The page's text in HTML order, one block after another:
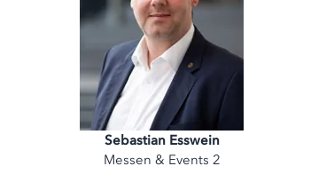
Sebastian Esswein
Messen & Events 2